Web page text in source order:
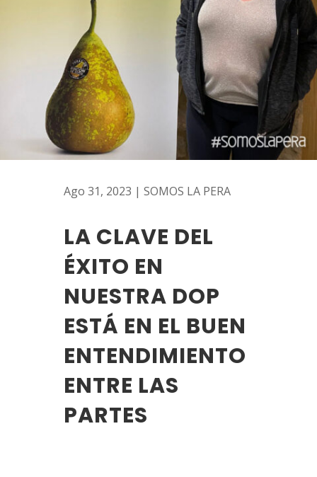
Ago 31, 2023 | SOMOS LA PERA
LA CLAVE DEL
ÉXITO EN
NUESTRA DOP
ESTÁ EN EL BUEN
ENTENDIMIENTO
ENTRE LAS
PARTES